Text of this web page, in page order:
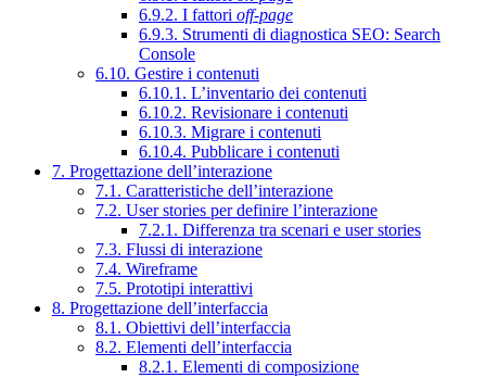
6.9.2. I fattori off-page
6.9.3. Strumenti di diagnostica SEO: Search
Console
6.10. Gestire i contenuti
6.10.1. L’inventario dei contenuti
6.10.2. Revisionare i contenuti
6.10.3. Migrare i contenuti
6.10.4. Pubblicare i contenuti
7. Progettazione dell’interazione
7.1. Caratteristiche dell’interazione
7.2. User stories per definire l’interazione
7.2.1. Differenza tra scenari e user stories
7.3. Flussi di interazione
7.4. Wireframe
7.5. Prototipi interattivi
8. Progettazione dell’interfaccia
8.1. Obiettivi dell’interfaccia
8.2. Elementi dell’interfaccia
8.2.1. Elementi di composizione